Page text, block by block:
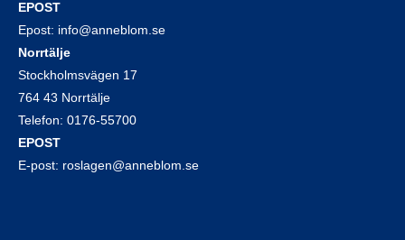
EPOST
Epost: info@anneblom.se
Norrtälje
Stockholmsvägen 17
764 43 Norrtälje
Telefon: 0176-55700
EPOST
E-post: roslagen@anneblom.se